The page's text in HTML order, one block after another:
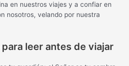
en nuestros viajes y a confiar en
nosotros, velando por nuestra
leer antes de viajar